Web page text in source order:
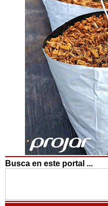
Busca en este portal ...